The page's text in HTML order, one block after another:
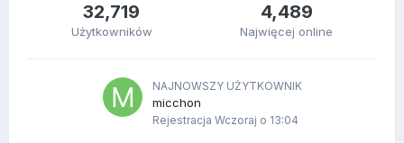
32,719
Użytkowników
4,489
Najwięcej online
NAJNOWSZY UŻYTKOWNIK
micchon
Rejestracja Wczoraj o 13:04